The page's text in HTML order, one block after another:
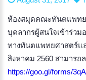
ห้องสมุดคณะทันตแพท
บุคลากรผู้สนใจเข้าร่ว
ทางทันตแพทยศาสตร์แ
สิงหาคม 2560 สามารถ
https://goo.gl/forms/